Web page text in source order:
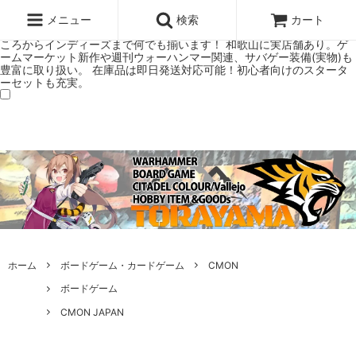
ミアムショップTORAYAMA。通販・オンラインショップです！ ウォー
ハンマーとボードゲームのことなら当店へ！ボードゲームもメジャーど
ころからインディーズまで何でも揃います！ 和歌山に実店舗あり。ゲ
ームマーケット新作や週刊ウォーハンマー関連、サバゲー装備(実物)も
豊富に取り扱い。 在庫品は即日発送対応可能！初心者向けのスタータ
ーセットも充実。
メニュー 検索 カート
ホーム ボードゲーム・カードゲーム
CMON
ボードゲーム
CMON JAPAN